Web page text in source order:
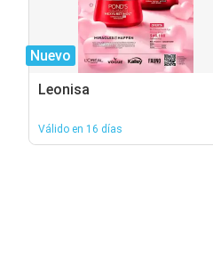
Nuevo
Leonisa
Válido en 16 días